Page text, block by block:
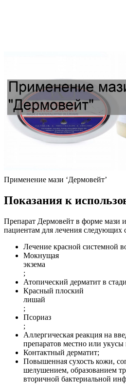
Применение мази ‘Дермовейт’
Показания к
Препарат Дермовейт в форме мази
пациентам для лечения следующих
Лечение красной системной
Мокнущая
экзема
;
Атопический дерматит в
Красный плоский
лишай
;
Псориаз
;
Аллергическая реакция на
препаратов местно или укусы
Контактный дерматит;
Повышенная сухость кожи,
шелушением, образованием
вторичной бактериальной